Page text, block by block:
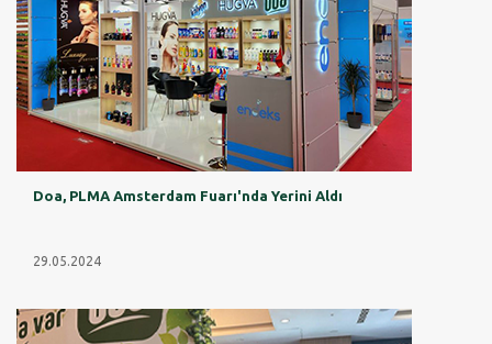
Doa, PLMA Amsterdam Fuarı'nda Yerini Aldı
29.05.2024